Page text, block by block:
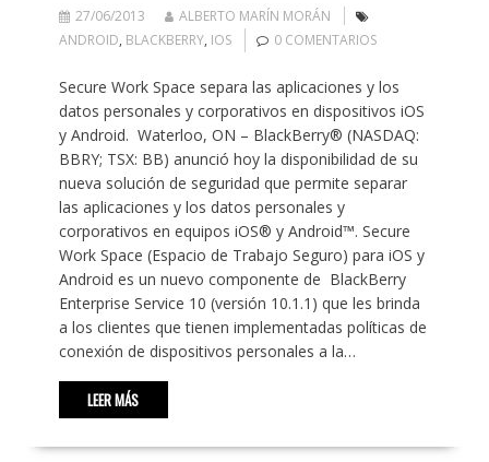
27/06/2013
ALBERTO MARÍN MORÁN
ANDROID, BLACKBERRY, IOS 0 COMENTARIOS
Secure Work Space separa las aplicaciones y los
datos personales y corporativos en dispositivos iOS
y Android. Waterloo, ON – BlackBerry® (NASDAQ:
BBRY; TSX: BB) anunció hoy la disponibilidad de su
nueva solución de seguridad que permite separar
las aplicaciones y los datos personales y
corporativos en equipos iOS® y Android™. Secure
Work Space (Espacio de Trabajo Seguro) para iOS y
Android es un nuevo componente de BlackBerry
Enterprise Service 10 (versión 10.1.1) que les brinda
a los clientes que tienen implementadas políticas de
conexión de dispositivos personales a la…
LEER MÁS